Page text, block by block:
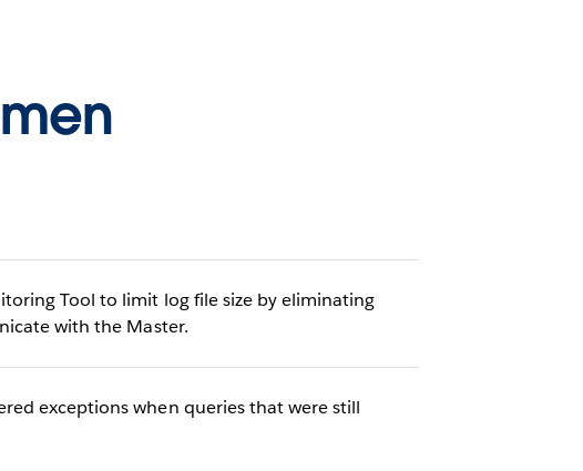
Tool to limit log file size by eliminating
with the Master.
exceptions when queries that were still